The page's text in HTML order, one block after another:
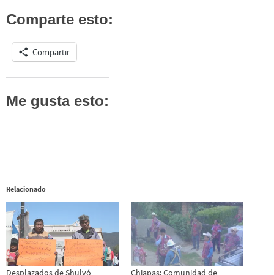
Comparte esto:
Compartir
Me gusta esto:
Relacionado
Desplazados de Shulvó
Chiapas: Comunidad de